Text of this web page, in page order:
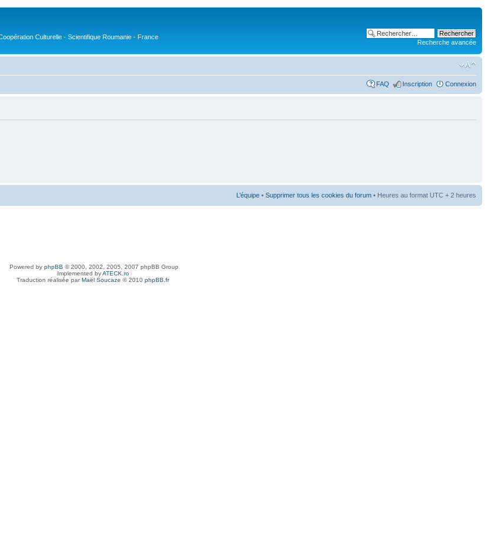
Culturelle - Scientifique Roumanie - France
Recherche avancée
FAQ Inscription Connexion
L’équipe • Supprimer tous les cookies du forum • Heures au format UTC + 2 heures
Powered by phpBB © 2000, 2002, 2005, 2007 phpBB Group
Implemented byATECK.ro
Traduction réalisée parMaël Soucaze © 2010 phpBB.fr